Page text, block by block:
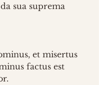
sua suprema
et misertus
factus est